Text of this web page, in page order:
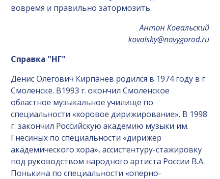
вовремя и правильно затормозить.
Антон Ковальский
kovalsky@novygorod.ru
Справка "НГ"
Денис Олегович Кирпанев родился в 1974 году в г.
Смоленске. В1993 г. окончил Смоленское
областное музыкальное училище по
специальности «хоровое дирижирование». В 1998
г. закончил Российскую академию музыки им.
Гнесиных по специальности «дирижер
академического хора», ассистентуру-стажировку
под руководством народного артиста России В.А.
Понькина по специальности «оперно-